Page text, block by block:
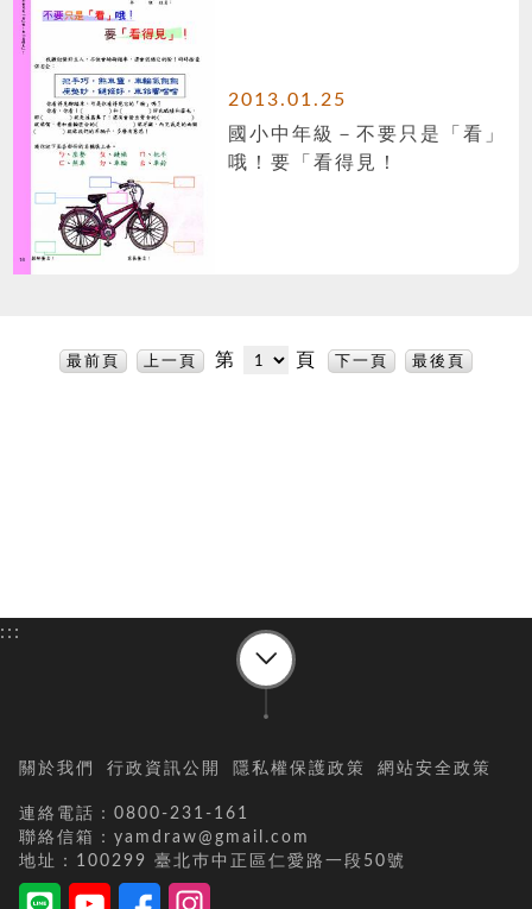
2013.01.25
國小中年級－不要只是「看」
哦！要「看得見！
最前頁 上一頁 第 頁 下一頁 最後頁
:::
關於我們 行政資訊公開 隱私權保護政策 網站安全政策
連絡電話：0800-231-161
聯絡信箱：yamdraw@gmail.com
地址：100299 臺北巿中正區仁愛路一段50號